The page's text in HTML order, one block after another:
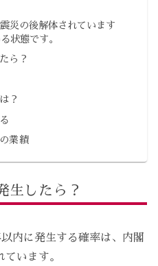
災の後解体されています
状態です。
ら？
？
業績
生したら？
内に発生する確率は、内閣
います。